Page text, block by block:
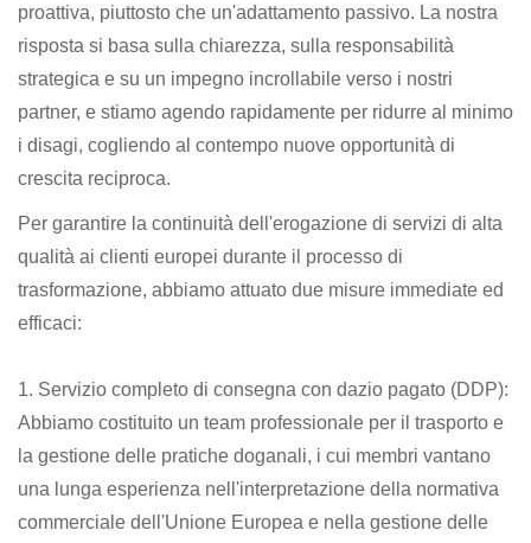
proattiva, piuttosto che un'adattamento passivo. La nostra
risposta si basa sulla chiarezza, sulla responsabilità
strategica e su un impegno incrollabile verso i nostri
partner, e stiamo agendo rapidamente per ridurre al minimo
i disagi, cogliendo al contempo nuove opportunità di
crescita reciproca.
Per garantire la continuità dell'erogazione di servizi di alta
qualità ai clienti europei durante il processo di
trasformazione, abbiamo attuato due misure immediate ed
efficaci:
1. Servizio completo di consegna con dazio pagato (DDP):
Abbiamo costituito un team professionale per il trasporto e
la gestione delle pratiche doganali, i cui membri vantano
una lunga esperienza nell'interpretazione della normativa
commerciale dell'Unione Europea e nella gestione delle